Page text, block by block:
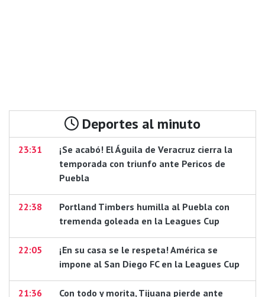
Deportes al minuto
23:31
¡Se acabó! El Águila de Veracruz cierra la
temporada con triunfo ante Pericos de
Puebla
22:38
Portland Timbers humilla al Puebla con
tremenda goleada en la Leagues Cup
22:05
¡En su casa se le respeta! América se
impone al San Diego FC en la Leagues Cup
21:36 Con todo y morita, Tijuana pierde ante